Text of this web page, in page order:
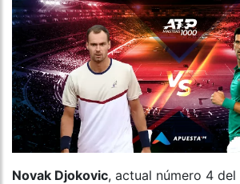
Novak Djokovic, actual número 4